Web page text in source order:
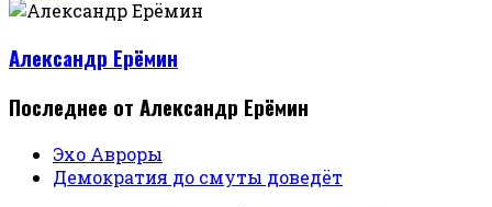
Александр Ерёмин
Последнее от Александр Ерёмин
Эхо Авроры
Демократия до смуты доведёт